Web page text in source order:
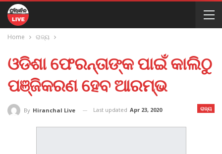
Home ରାଜ୍ୟ
ଓଡିଶା ଫେରନ୍ତାଙ୍କ ପାଇଁ କାଲିଠୁ
ପଞ୍ଜିକରଣ ହେବ ଆରମ୍ଭ
ରାଜ୍ୟ
By Hiranchal Live Last updated Apr 23, 2020